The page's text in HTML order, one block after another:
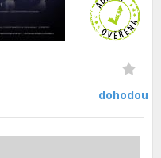
dohodou